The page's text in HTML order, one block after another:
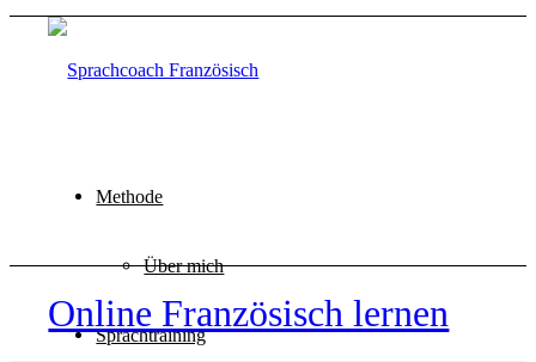
Methode
Über mich
Sprachtraining
Online Französisch lernen